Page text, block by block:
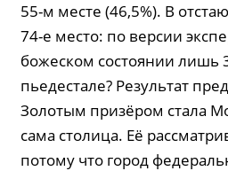
55-м месте (46,5%). В
74-е место: по версии
божеском состоянии лишь
пьедестале? Результат
Золотым призёром стала
сама столица. Её
потому что город